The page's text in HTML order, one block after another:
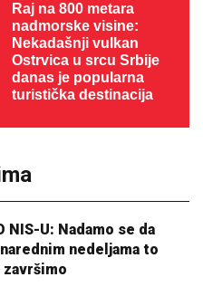
Raj na 800 metara
nadmorske visine:
Nekadašnji vulkan
Ostrvica u srcu Srbije
danas je popularna
turistička destinacija
NIS-U: Nadamo se da
nedeljama to
završimo